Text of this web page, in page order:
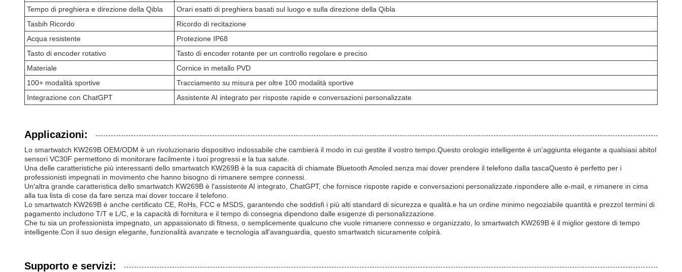
Tempo di preghiera e direzione della Qibla
Orari esatti di preghiera basati sul luogo e sulla direzione della Qibla
Tasbih Ricordo
Ricordo di recitazione
Acqua resistente
Protezione IP68
Tasto di encoder rotativo
Tasto di encoder rotante per un controllo regolare e preciso
Materiale
Cornice in metallo PVD
100+ modalità sportive
Tracciamento su misura per oltre 100 modalità sportive
Integrazione con ChatGPT
Assistente AI integrato per risposte rapide e conversazioni personalizzate
Applicazioni:
Lo smartwatch KW269B OEM/ODM è un rivoluzionario dispositivo indossabile che cambierà il modo in cui gestite il vostro tempo.Questo orologio intelligente è un'aggiunta elegante a qualsiasi abitoI
sensori VC30F permettono di monitorare facilmente i tuoi progressi e la tua salute.
Una delle caratteristiche più interessanti dello smartwatch KW269B è la sua capacità di chiamate Bluetooth Amoled.senza mai dover prendere il telefono dalla tascaQuesto è perfetto per i
professionisti impegnati in movimento che hanno bisogno di rimanere sempre connessi.
Un'altra grande caratteristica dello smartwatch KW269B è l'assistente AI integrato, ChatGPT, che fornisce risposte rapide e conversazioni personalizzate.rispondere alle e-mail, e rimanere in cima
alla tua lista di cose da fare senza mai dover toccare il telefono.
Lo smartwatch KW269B è anche certificato CE, RoHs, FCC e MSDS, garantendo che soddisfi i più alti standard di sicurezza e qualità.e ha un ordine minimo negoziabile quantità e prezzoI termini di
pagamento includono T/T e L/C, e la capacità di fornitura e il tempo di consegna dipendono dalle esigenze di personalizzazione.
Che tu sia un professionista impegnato, un appassionato di fitness, o semplicemente qualcuno che vuole rimanere connesso e organizzato, lo smartwatch KW269B è il miglior gestore di tempo
intelligente.Con il suo design elegante, funzionalità avanzate e tecnologia all'avanguardia, questo smartwatch sicuramente colpirà.
Supporto e servizi: